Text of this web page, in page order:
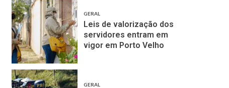
GERAL
Leis de valorização dos
servidores entram em
vigor em Porto Velho
GERAL